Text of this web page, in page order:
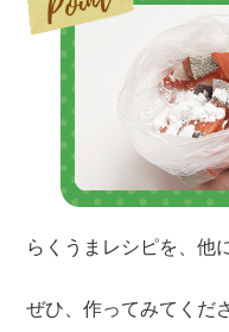
らくうまレシピを、他
ぜひ、作ってみてくだ